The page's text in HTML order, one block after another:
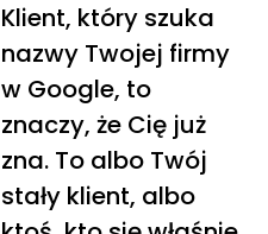
Klient, który szuka
nazwy Twojej firmy
w Google, to
znaczy, że Cię już
zna. To albo Twój
stały klient, albo